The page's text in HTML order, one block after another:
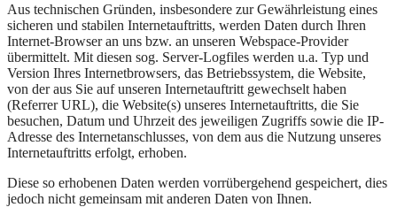
Aus technischen Gründen, insbesondere zur Gewährleistung eines
sicheren und stabilen Internetauftritts, werden Daten durch Ihren
Internet-Browser an uns bzw. an unseren Webspace-Provider
übermittelt. Mit diesen sog. Server-Logfiles werden u.a. Typ und
Version Ihres Internetbrowsers, das Betriebssystem, die Website,
von der aus Sie auf unseren Internetauftritt gewechselt haben
(Referrer URL), die Website(s) unseres Internetauftritts, die Sie
besuchen, Datum und Uhrzeit des jeweiligen Zugriffs sowie die IP-
Adresse des Internetanschlusses, von dem aus die Nutzung unseres
Internetauftritts erfolgt, erhoben.
Diese so erhobenen Daten werden vorrübergehend gespeichert, dies
jedoch nicht gemeinsam mit anderen Daten von Ihnen.